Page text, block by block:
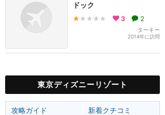
ドック
★ ★★★★ 3 2
ターキー
2014年に訪問
東京ディズニーリゾート
攻略ガイド
新着クチコミ